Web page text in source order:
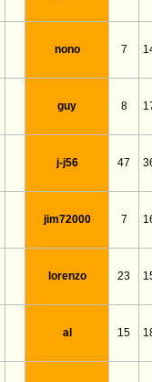
nono 7
guy 8
j-j56 47
jim72000 7
lorenzo 23
al 15